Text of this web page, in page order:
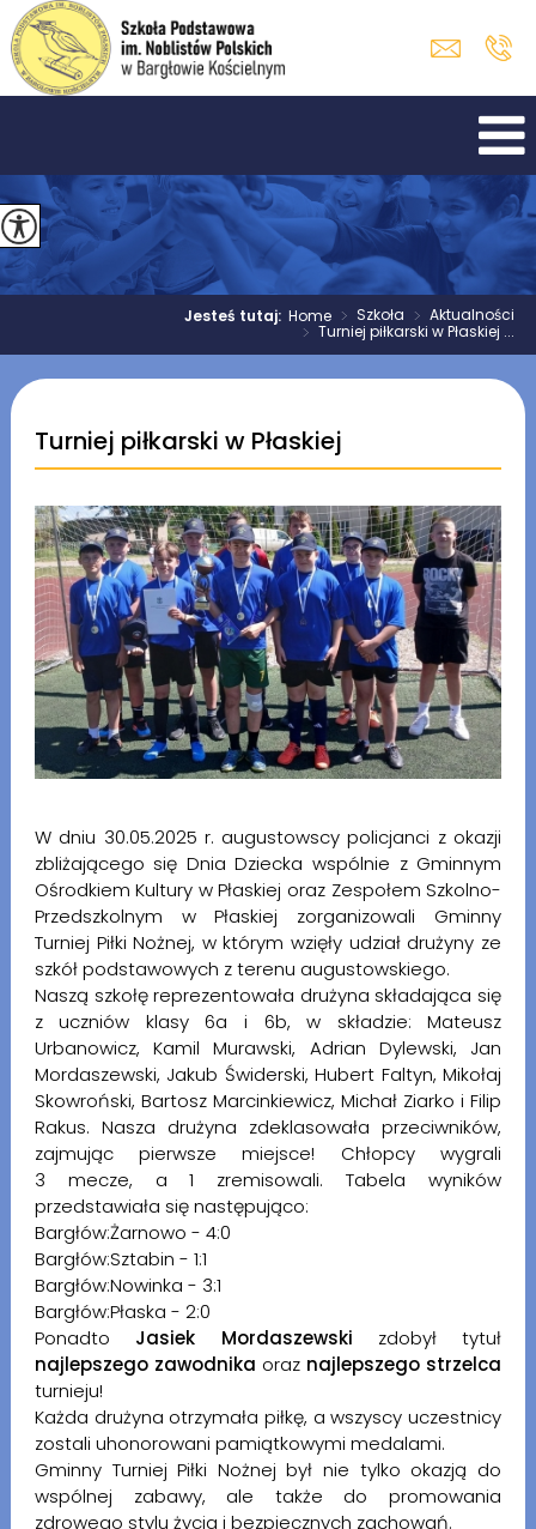
Jesteś tutaj:Home > Szkoła > Aktualności
> Turniej piłkarski w Płaskiej ...
Turniej piłkarski w Płaskiej
W dniu 30.05.2025 r. augustowscy policjanci z okazji
zbliżającego się Dnia Dziecka wspólnie z Gminnym
Ośrodkiem Kultury w Płaskiej oraz Zespołem Szkolno-
Przedszkolnym w Płaskiej zorganizowali Gminny
Turniej Piłki Nożnej, w którym wzięły udział drużyny ze
szkół podstawowych z terenu augustowskiego.
Naszą szkołę reprezentowała drużyna składająca się
z uczniów klasy 6a i 6b, w składzie: Mateusz
Urbanowicz, Kamil Murawski, Adrian Dylewski, Jan
Mordaszewski, Jakub Świderski, Hubert Faltyn, Mikołaj
Skowroński, Bartosz Marcinkiewicz, Michał Ziarko i Filip
Rakus. Nasza drużyna zdeklasowała przeciwników,
zajmując pierwsze miejsce! Chłopcy wygrali
3 mecze, a 1 zremisowali. Tabela wyników
przedstawiała się następująco:
Bargłów:Żarnowo - 4:0
Bargłów:Sztabin - 1:1
Bargłów:Nowinka - 3:1
Bargłów:Płaska - 2:0
Ponadto Jasiek Mordaszewski zdobył tytuł
najlepszego zawodnika oraz najlepszego strzelca
turnieju!
Każda drużyna otrzymała piłkę, a wszyscy uczestnicy
zostali uhonorowani pamiątkowymi medalami.
Gminny Turniej Piłki Nożnej był nie tylko okazją do
wspólnej zabawy, ale także do promowania
zdrowego stylu życia i bezpiecznych zachowań.